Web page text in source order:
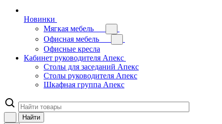
Новинки
Мягкая мебель
Офисная мебель
Офисные кресла
Кабинет руководителя Апекс
Столы для заседаний Апекс
Столы руководителя Апекс
Шкафная группа Апекс
Найти